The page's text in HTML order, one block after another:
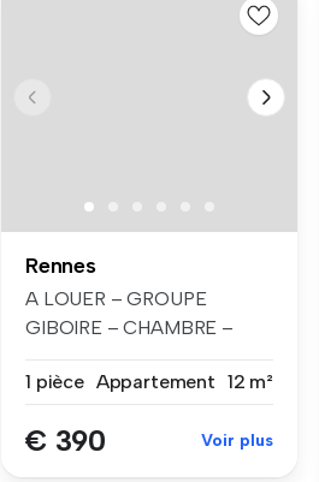
Rennes
A LOUER – GROUPE
GIBOIRE – CHAMBRE –
1 pièce Appartement 12 m²
€ 390 Voir plus